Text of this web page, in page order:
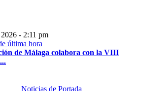
- 2:11 pm
de Málaga colabora con la VIII
Noticias de Portada